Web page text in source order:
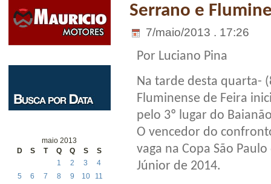
maio 2013
D
S T Q Q S S
1 2 3
4
5
6 7 8 9 10
11
Serrano e
7/maio/2013 . 17:26
Por Luciano Pina
Na tarde desta quarta-
Fluminense de Feira
pelo 3º lugar do
O vencedor do
vaga na Copa São
Júnior de 2014.